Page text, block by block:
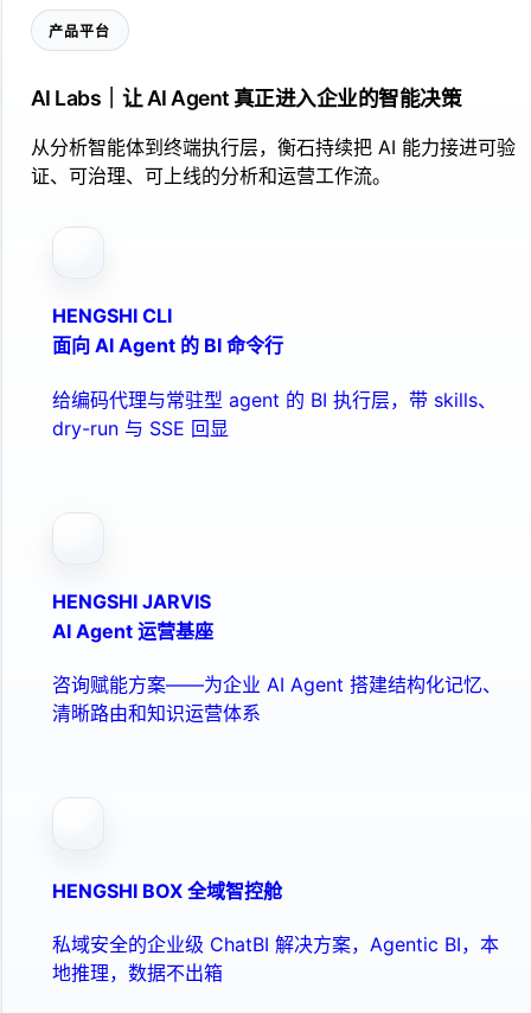
产品平台
AI Labs｜让 AI Agent 真正进入企业的智能决策
从分析智能体到终端执行层，衡石持续把 AI 能力接进可验
证、可治理、可上线的分析和运营工作流。
HENGSHI CLI
面向 AI Agent 的 BI 命令行
给编码代理与常驻型 agent 的 BI 执行层，带 skills、
dry-run 与 SSE 回显
HENGSHI JARVIS
AI Agent 运营基座
咨询赋能方案——为企业 AI Agent 搭建结构化记忆、
清晰路由和知识运营体系
HENGSHI BOX 全域智控舱
私域安全的企业级 ChatBI 解决方案，Agentic BI，本
地推理，数据不出箱